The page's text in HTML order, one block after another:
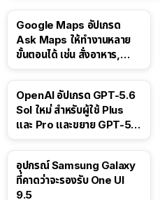
Google Maps อัปเกรด
Ask Maps ให้ทำงานหลาย
ขั้นตอนได้ เช่น สั่งอาหาร,
OpenAI อัปเกรด GPT-5.6
Sol ใหม่ สำหรับผู้ใช้ Plus
และ Pro และขยาย GPT-5.6
อุปกรณ์ Samsung Galaxy
ที่คาดว่าจะรองรับ One UI
9.5